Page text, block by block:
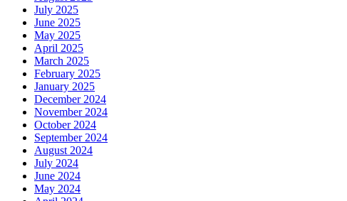
July 2025
June 2025
May 2025
April 2025
March 2025
February 2025
January 2025
December 2024
November 2024
October 2024
September 2024
August 2024
July 2024
June 2024
May 2024